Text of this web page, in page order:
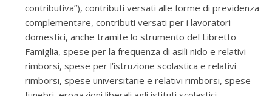
contributiva”), contributi versati alle forme di previdenza
complementare, contributi versati per i lavoratori
domestici, anche tramite lo strumento del Libretto
Famiglia, spese per la frequenza di asili nido e relativi
rimborsi, spese per l’istruzione scolastica e relativi
rimborsi, spese universitarie e relativi rimborsi, spese